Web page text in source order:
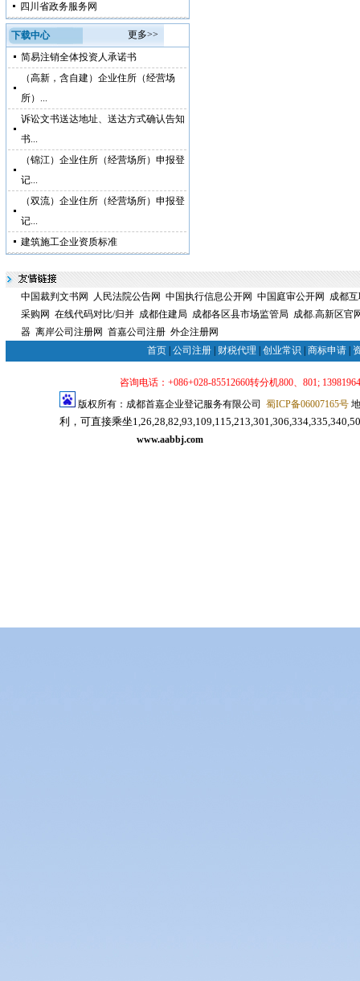
四川省政务服务网
下载中心
更多>>
简易注销全体投资人承诺书
（高新，含自建）企业住所（经营场
所）...
诉讼文书送达地址、送达方式确认告知
书...
（锦江）企业住所（经营场所）申报登
记...
（双流）企业住所（经营场所）申报登
记...
建筑施工企业资质标准
中国裁判文书网 人民法院公告网 中国执行信息公开网 中国庭审公开网
成都
采购网 在线代码对比/归并 成都住建局 成都各区县市场监管局 成都.高新区官
器 离岸公司注册网 首嘉公司注册 外企注册网
首页 公司注册 财税代理 创业常识 商标申请
咨询电话：+086+028-85512660转分机800、801;
版权所有：成都首嘉企业登记服务有限公司 蜀ICP备06007165号地
利，可直接乘坐
www.aabbj.com